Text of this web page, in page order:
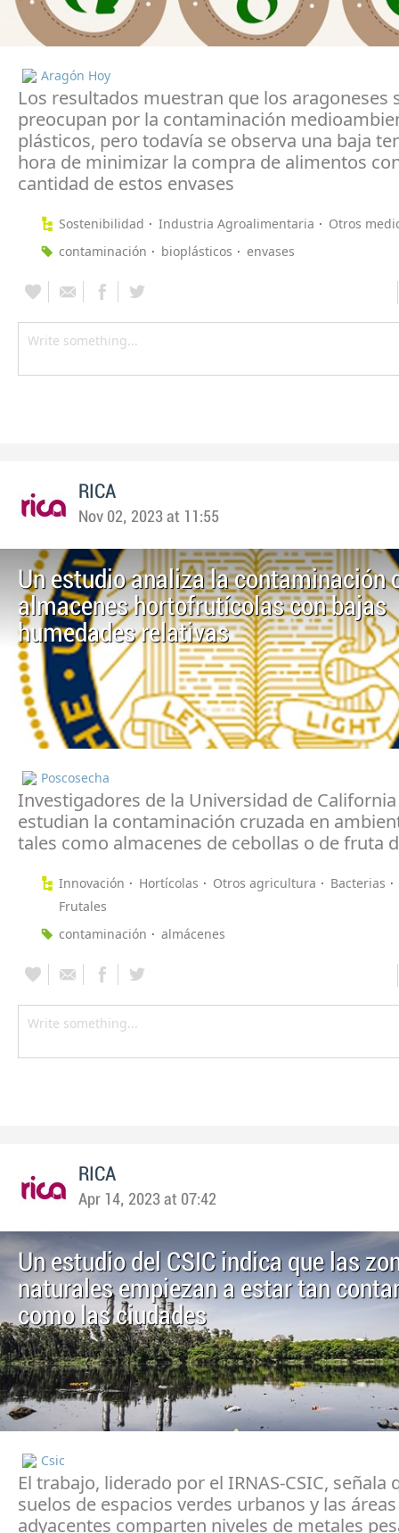
Aragón Hoy
Los resultados muestran que los aragoneses
preocupan por la contaminación
plásticos, pero todavía se observa una baja
hora de minimizar la compra de alimentos
cantidad de estos envases
Sostenibilidad Industria Agroalimentaria
Otros
contaminación
bioplásticos envases
RICA
Nov 02, 2023 at 11:55
Un estudio analiza la contaminación
almacenes hortofrutícolas con bajas
humedades relativas
Poscosecha
Investigadores de la Universidad de
estudian la contaminación cruzada en
tales como almacenes de cebollas o de fruta
Innovación Hortícolas Otros agricultura
Bacterias
Frutales
contaminación
almácenes
RICA
Apr 14, 2023 at 07:42
Un estudio del CSIC indica que las
naturales empiezan a estar tan
como las ciudades
Csic
El trabajo, liderado por el IRNAS-CSIC, señala
suelos de espacios verdes urbanos y las
adyacentes comparten niveles de metales